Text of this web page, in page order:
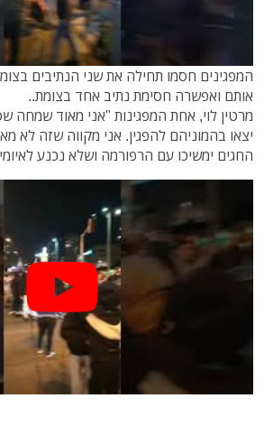
המפגינים חסמו תחילה את שני הנתיבים
אותם ואפשרה חסימת נתיב אחד בצומת..
מרטין לוי, אחת המפגינות "אני מאוד שמחה
יצאו בהמוניהם להפגין. אני מקווה שזה לא
החגים ימשיכו עם הרפורמה ושלא נכנע